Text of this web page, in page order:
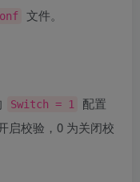
文件。
Switch = 1
配置
启校验，0 为关闭校